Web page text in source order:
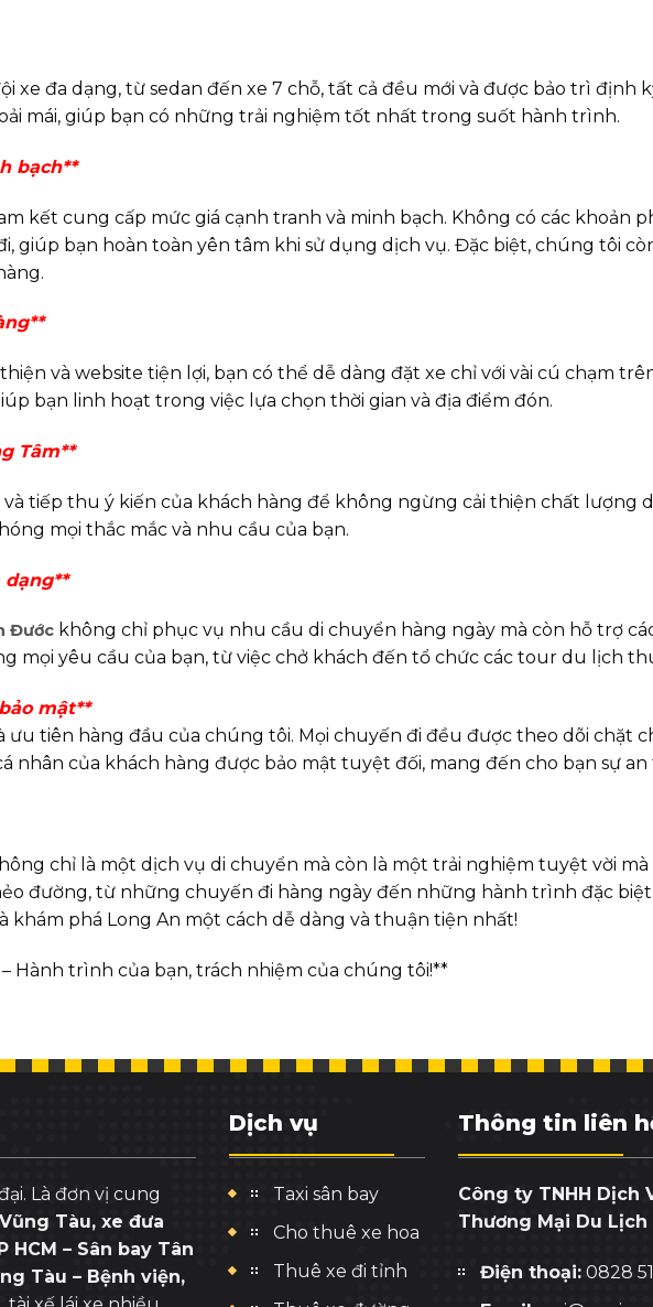
xe đa dạng, từ sedan đến xe 7 chỗ, tất cả đều mới và được bảo trì định
mái, giúp bạn có những trải nghiệm tốt nhất trong suốt hành trình.
bạch**
kết cung cấp mức giá cạnh tranh và minh bạch. Không có các khoản
giúp bạn hoàn toàn yên tâm khi sử dụng dịch vụ. Đặc biệt, chúng tôi
và website tiện lợi, bạn có thể dễ dàng đặt xe chỉ với vài cú chạm
bạn linh hoạt trong việc lựa chọn thời gian và địa điểm đón.
Tâm**
tiếp thu ý kiến của khách hàng để không ngừng cải thiện chất lượng
mọi thắc mắc và nhu cầu của bạn.
dạng**
Đước không chỉ phục vụ nhu cầu di chuyển hàng ngày mà còn hỗ trợ
mọi yêu cầu của bạn, từ việc chở khách đến tổ chức các tour du lịch
mật**
ưu tiên hàng đầu của chúng tôi. Mọi chuyến đi đều được theo dõi chặt
nhân của khách hàng được bảo mật tuyệt đối, mang đến cho bạn sự
chỉ là một dịch vụ di chuyển mà còn là một trải nghiệm tuyệt vời
đường, từ những chuyến đi hàng ngày đến những hành trình đặc
khám phá Long An một cách dễ dàng và thuận tiện nhất!
– Hành trình của bạn, trách nhiệm của chúng tôi!**
Là đơn vị cung
Tàu, xe đưa
HCM – Sân bay Tân
Tàu – Bệnh viện,
Dịch vụ
Taxi sân bay
Cho thuê xe hoa
Thuê xe đi tỉnh
Thông tin liên
Công ty TNHH Dịch
Thương Mại Du Lịch
Điện thoại:0828